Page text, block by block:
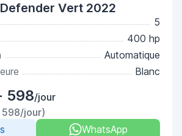
Vert 2022
5
400 hp
Automatique
Blanc
598/jour
598/jour)
WhatsApp